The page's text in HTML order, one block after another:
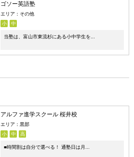
ゴソー英語塾
エリア：その他
小
中
当塾は、富山市東流杉にある小中学生を...
アルファ進学スクール 桜井校
エリア：黒部
小
中 高
■時間割は自分で選べる！ 通塾日は月...